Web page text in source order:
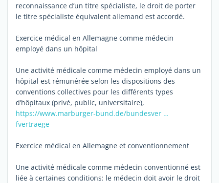
reconnaissance d’un titre spécialiste, le droit de porter
le titre spécialiste équivalent allemand est accordé.
Exercice médical en Allemagne comme médecin
employé dans un hôpital
Une activité médicale comme médecin employé dans un
hôpital est rémunérée selon les dispositions des
conventions collectives pour les différents types
d’hôpitaux (privé, public, universitaire),
https://www.marburger-bund.de/bundesver …
fvertraege
Exercice médical en Allemagne et conventionnement
Une activité médicale comme médecin conventionné est
liée à certaines conditions: le médecin doit avoir le droit